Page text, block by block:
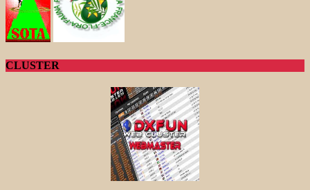
CLUSTER